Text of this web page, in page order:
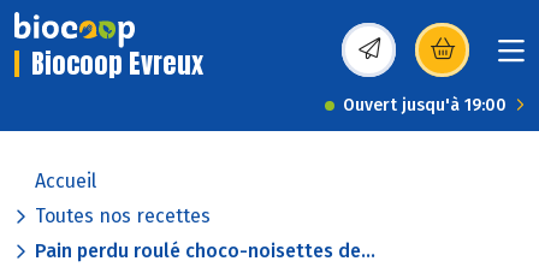
Biocoop Evreux (s’ouvre dans une
Ouvert jusqu'à 19:00
Accueil
Toutes nos recettes
Pain perdu roulé choco-noisettes de...